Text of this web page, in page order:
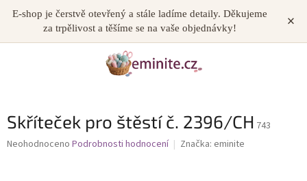
E-shop je čerstvě otevřený a stále ladíme detaily. Děkujeme
za trpělivost a těšíme se na vaše objednávky!
×
Skříteček pro štěstí č. 2396/CH 743
Průměrné
Neohodnoceno Podrobnosti hodnocení Značka: eminite